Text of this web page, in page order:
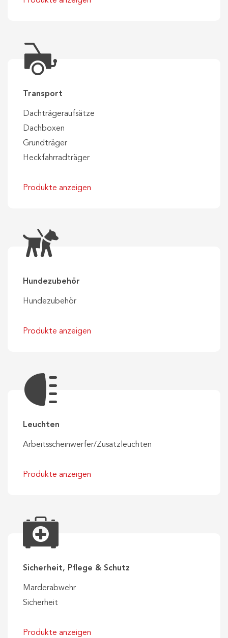
Transport
Dachträgeraufsätze
Dachboxen
Grundträger
Heckfahrradträger
Produkte anzeigen
Hundezubehör
Hundezubehör
Produkte anzeigen
Leuchten
Arbeitsscheinwerfer/Zusatzleuchten
Produkte anzeigen
Sicherheit, Pflege & Schutz
Marderabwehr
Sicherheit
Produkte anzeigen